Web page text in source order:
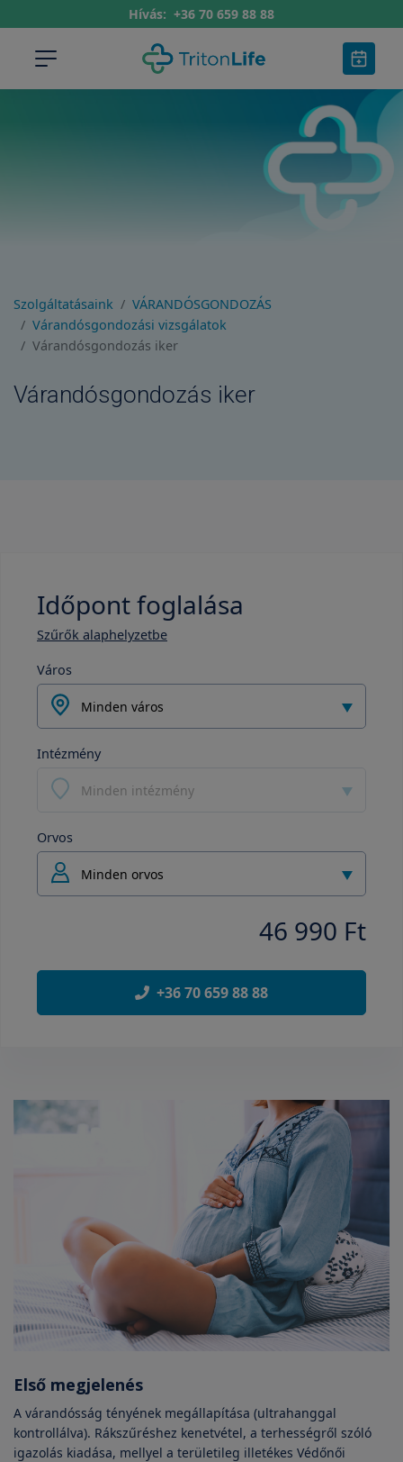
Hívás: +36 70 659 88 88
Szolgáltatásaink
VÁRANDÓSGONDOZÁS
Várandósgondozási vizsgálatok
Várandósgondozás iker
Várandósgondozás iker
Időpont foglalása
Szűrők alaphelyzetbe
Város
Minden város
Intézmény
Minden intézmény
Orvos
Minden orvos
46 990 Ft
+36 70 659 88 88
Első megjelenés
A várandósság tényének megállapítása (ultrahanggal
kontrollálva). Rákszűréshez kenetvétel, a terhességről szóló
igazolás kiadása, mellyel a területileg illetékes Védőnői